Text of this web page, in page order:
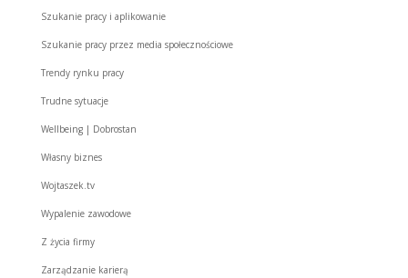
Szukanie pracy i aplikowanie
Szukanie pracy przez media społecznościowe
Trendy rynku pracy
Trudne sytuacje
Wellbeing | Dobrostan
Własny biznes
Wojtaszek.tv
Wypalenie zawodowe
Z życia firmy
Zarządzanie karierą